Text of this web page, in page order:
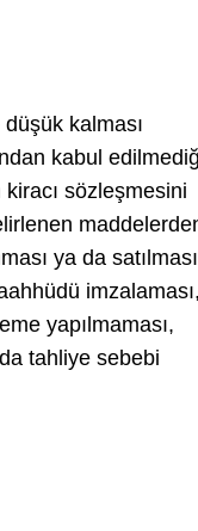
kalması
kabul
kiracı sözleşmesini
ya da satılması
yapılmaması,
tahliye sebebi